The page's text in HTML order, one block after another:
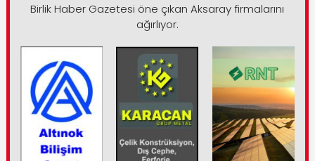
Birlik Haber Gazetesi öne çıkan Aksaray firmalarını
ağırlıyor.